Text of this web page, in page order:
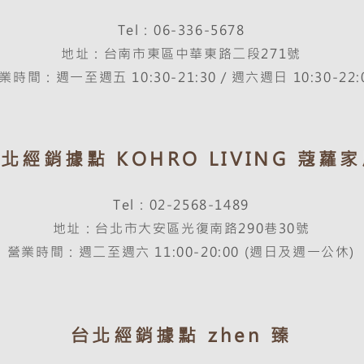
Tel：06-336-5678
地址：台南市東區中華東路二段271號
時間：週一至週五 10:30-21:30／週六週日 10:30-
經銷據點 KOHRO LIVING 蔻蘿家
Tel：02-2568-1489
地址：台北市大安區光復南路290巷30號
營業時間：週二至週六 11:00-20:00 (週日及週一公休)
台北經銷據點 zhen 臻